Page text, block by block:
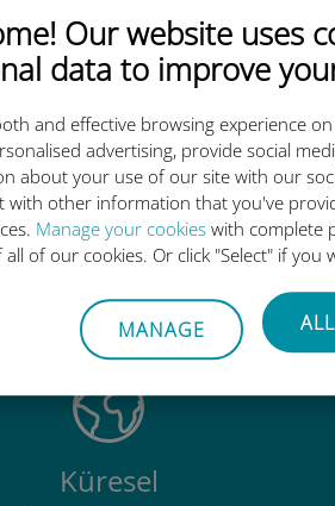
Our website uses
data to improve
and effective browsing experience
advertising, provide social
about your use of our site with our
with other information that you've
Manage your cookies with complete
of our cookies. Or click "Select" if
MANAGE
QR
veri planını
Ubigi eSIM'i
uluslararası eSIM
Küresel